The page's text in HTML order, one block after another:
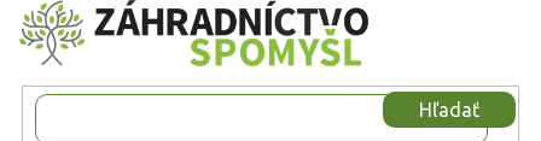
Prejsť
na
obsah
Hľadať